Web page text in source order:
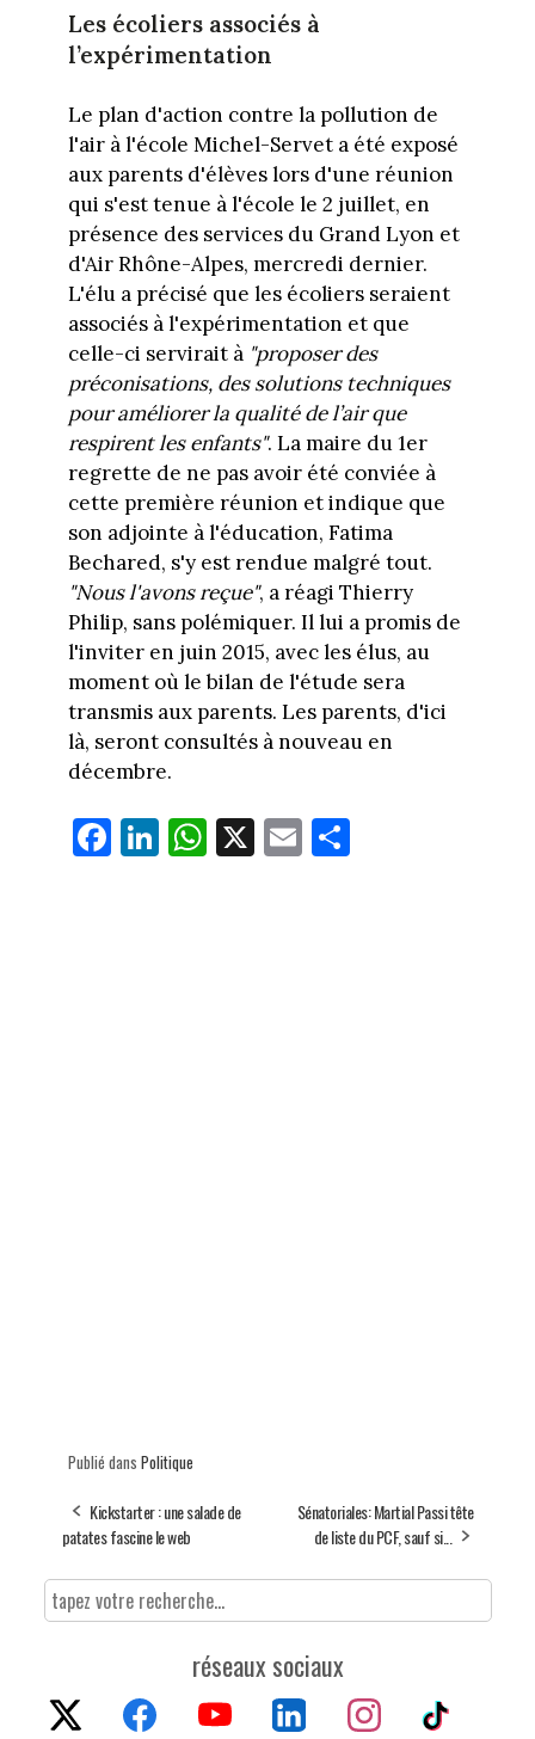
Les écoliers associés à
l’expérimentation
Le plan d'action contre la pollution de
l'air à l'école Michel-Servet a été exposé
aux parents d'élèves lors d'une réunion
qui s'est tenue à l'école le 2 juillet, en
présence des services du Grand Lyon et
d'Air Rhône-Alpes, mercredi dernier.
L'élu a précisé que les écoliers seraient
associés à l'expérimentation et que
celle-ci servirait à "proposer des
préconisations, des solutions techniques
pour améliorer la qualité de l’air que
respirent les enfants". La maire du 1er
regrette de ne pas avoir été conviée à
cette première réunion et indique que
son adjointe à l'éducation, Fatima
Bechared, s'y est rendue malgré tout.
"Nous l'avons reçue", a réagi Thierry
Philip, sans polémiquer. Il lui a promis de
l'inviter en juin 2015, avec les élus, au
moment où le bilan de l'étude sera
transmis aux parents. Les parents, d'ici
là, seront consultés à nouveau en
décembre.
Fa
ce
Li
nk
W
ha
X E
m
Pa
rt
Publié dans Politique
Kickstarter : une salade de
patates fascine le web
Sénatoriales: Martial Passi tête
de liste du PCF, sauf si...
réseaux sociaux